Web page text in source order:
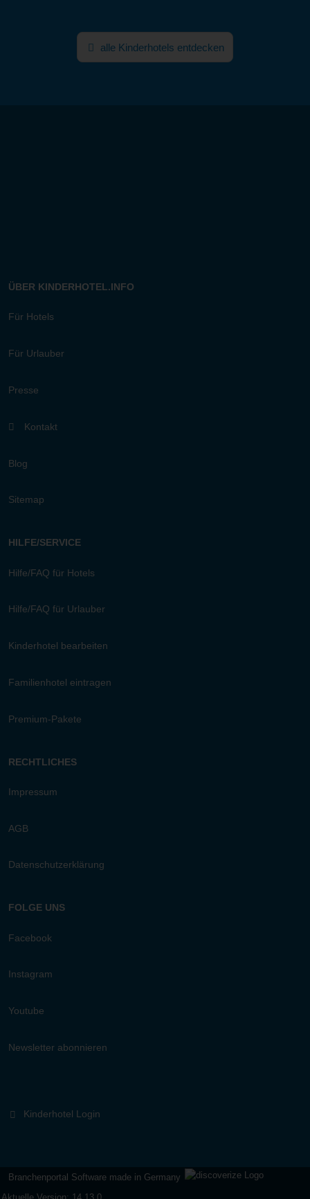
alle Kinderhotels entdecken
ÜBER KINDERHOTEL.INFO
Für Hotels
Für Urlauber
Presse
Kontakt
Blog
Sitemap
HILFE/SERVICE
Hilfe/FAQ für Hotels
Hilfe/FAQ für Urlauber
Kinderhotel bearbeiten
Familienhotel eintragen
Premium-Pakete
RECHTLICHES
Impressum
AGB
Datenschutzerklärung
FOLGE UNS
Facebook
Instagram
Youtube
Newsletter abonnieren
Kinderhotel Login
Branchenportal Software made in Germany